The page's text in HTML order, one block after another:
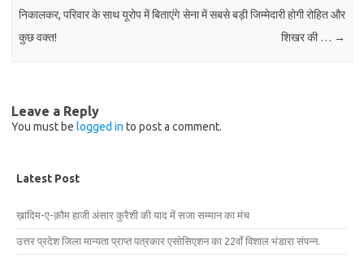
निकालकर, परिवार के साथ यूरोप में बिताएंगे
कुछ वक्त!
सेना में सबसे बड़ी जिम्मेदारी होगी रोहित और
शिखर की … →
Leave a Reply
You must be logged in to post a comment.
Latest Post
ख़ादिम-ए-क़ौम हाजी अंसार कुरैशी की याद में सजा सम्मान का मंच
उत्तर प्रदेश जिला मान्यता प्राप्त पत्रकार एसोसिएशन का 22वाँ विशाल भंडारा संपन्न.